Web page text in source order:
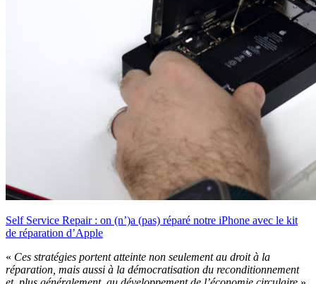
Self Service Repair : on (n’)a (pas) réparé notre iPhone avec le kit
de réparation d’Apple
« Ces stratégies portent atteinte non seulement au droit à la
réparation, mais aussi à la démocratisation du reconditionnement